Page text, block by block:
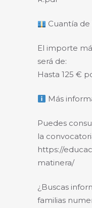
Cuantía de
El importe
será de:
Hasta 125 €
Más
Puedes
la
https://
matinera/
¿Buscas
familias